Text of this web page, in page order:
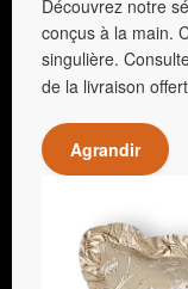
Découvrez notre
conçus à la main.
singulière.
de la livraison
Agrandir